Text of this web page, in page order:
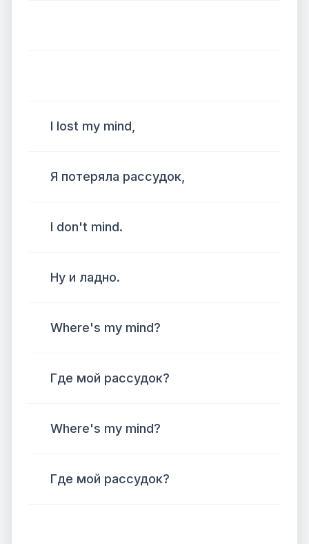
I lost my mind,
Я потеряла рассудок,
I don't mind.
Ну и ладно.
Where's my mind?
Где мой рассудок?
Where's my mind?
Где мой рассудок?